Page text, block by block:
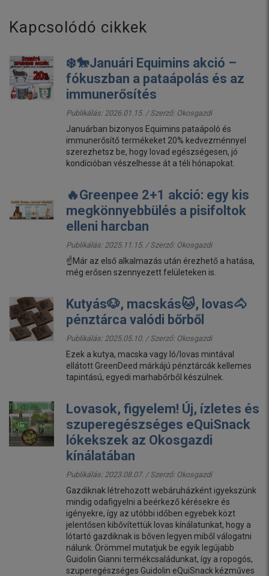
Kapcsolódó cikkek
❄️🐎Januári Equimins akció –
fókuszban a pataápolás és az
immunerősítés
Publikálás: 2026.01.15. / Szerző: Okosgazdi
Januárban bizonyos Equimins pataápoló és
immunerősítő termékeket 20% kedvezménnyel
szerezhetsz be, hogy lovad egészségesen, jó
kondícióban vészelhesse át a téli hónapokat.
🔥Greenpee 2+1 akció: egy kis
megkönnyebbülés a pisifoltok
elleni harcban
Publikálás: 2025.11.15. / Szerző: Okosgazdi
☝️Már az első alkalmazás után érezhető a hatása,
még erősen szennyezett felületeken is.
Kutyás🐶, macskás🐱, lovas🐴
pénztárca valódi bőrből
Publikálás: 2025.05.10. / Szerző: Okosgazdi
Ezek a kutya, macska vagy ló/lovas mintával
ellátott GreenDeed márkájú pénztárcák kellemes
tapintású, egyedi marhabőrből készülnek.
Lovasok, figyelem! Új, ízletes és
szuperegészséges eQuiSnack
lókekszek az Okosgazdi
kínálatában
Publikálás: 2023.08.07. / Szerző: Okosgazdi
Gazdiknak létrehozott webáruházként igyekszünk
mindig odafigyelni a beérkező kérésekre és
igényekre, így az utóbbi időben egyebek közt
jelentősen kibővítettük lovas kínálatunkat, hogy a
lótartó gazdiknak is bőven legyen miből válogatni
nálunk. Örömmel mutatjuk be egyik legújabb
Guidolin Gianni termékcsaládunkat, így a ropogós,
szuperegészséges Guidolin eQuiSnack kézműves